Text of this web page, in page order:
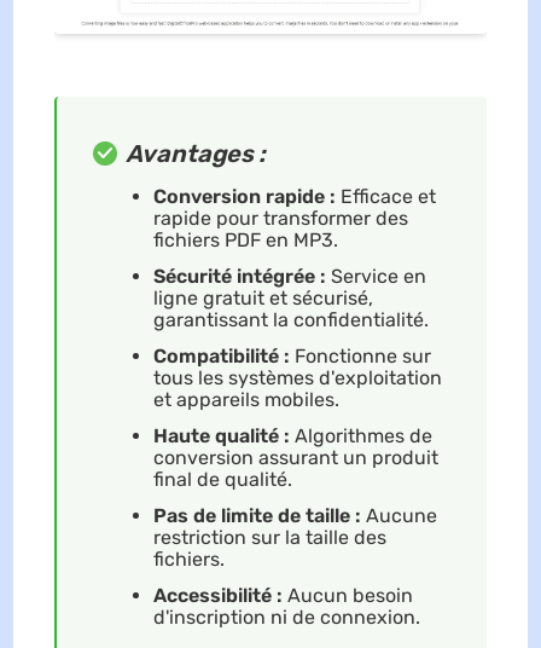
Avantages :
Conversion rapide : Efficace et
rapide pour transformer des
fichiers PDF en MP3.
Sécurité intégrée : Service en
ligne gratuit et sécurisé,
garantissant la confidentialité.
Compatibilité : Fonctionne sur
tous les systèmes d'exploitation
et appareils mobiles.
Haute qualité : Algorithmes de
conversion assurant un produit
final de qualité.
Pas de limite de taille : Aucune
restriction sur la taille des
fichiers.
Accessibilité : Aucun besoin
d'inscription ni de connexion.